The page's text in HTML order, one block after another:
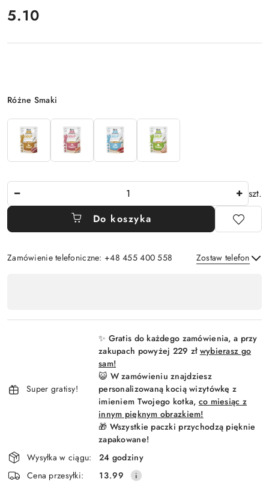
cena:
5.10
Wariant
Różne Smaki
szt.
Do koszyka
Zamówienie telefoniczne: +48 455 400 558 Zostaw telefon
płatność
Super gratisy!
✨ Gratis do każdego zamówienia, a przy
zakupach powyżej 229 zł wybierasz go
sam!
😺 W zamówieniu znajdziesz
personalizowaną kocią wizytówkę z
imieniem Twojego kotka, co miesiąc z
innym pięknym obrazkiem!
🎁 Wszystkie paczki przychodzą pięknie
zapakowane!
Wysyłka w ciągu:
24 godziny
Cena przesyłki:
13.99